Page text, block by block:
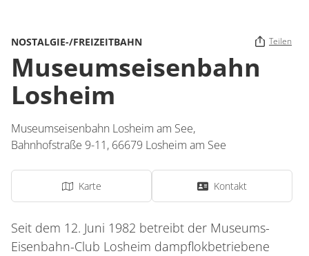
NOSTALGIE-/FREIZEITBAHN Teilen
Museumseisenbahn
Losheim
Museumseisenbahn Losheim am See,
Bahnhofstraße 9-11, 66679 Losheim am See
Karte Kontakt
Seit dem 12. Juni 1982 betreibt der Museums-
Eisenbahn-Club Losheim dampflokbetriebene